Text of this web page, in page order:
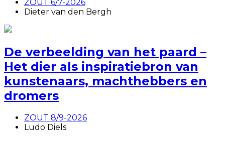
ZOUT 6/7-2026
Dieter van den Bergh
De verbeelding van het paard –
Het dier als inspiratiebron van
kunstenaars, machthebbers en
dromers
ZOUT 8/9-2026
Ludo Diels